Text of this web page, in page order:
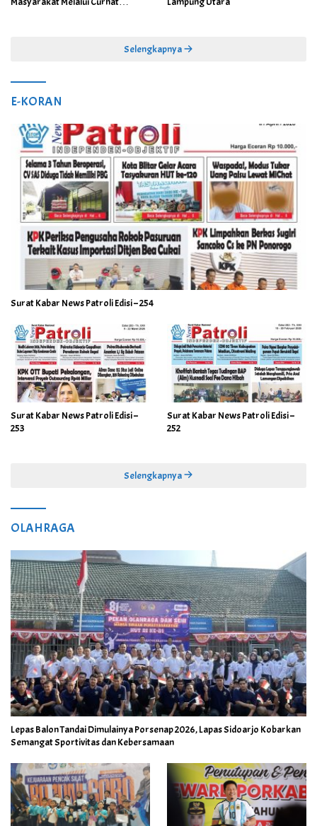
Selengkapnya
E-KORAN
Surat Kabar News Patroli Edisi – 254
Surat Kabar News Patroli Edisi –
253
Surat Kabar News Patroli Edisi –
252
Selengkapnya
OLAHRAGA
Lepas Balon Tandai Dimulainya Porsenap 2026, Lapas Sidoarjo Kobarkan
Semangat Sportivitas dan Kebersamaan